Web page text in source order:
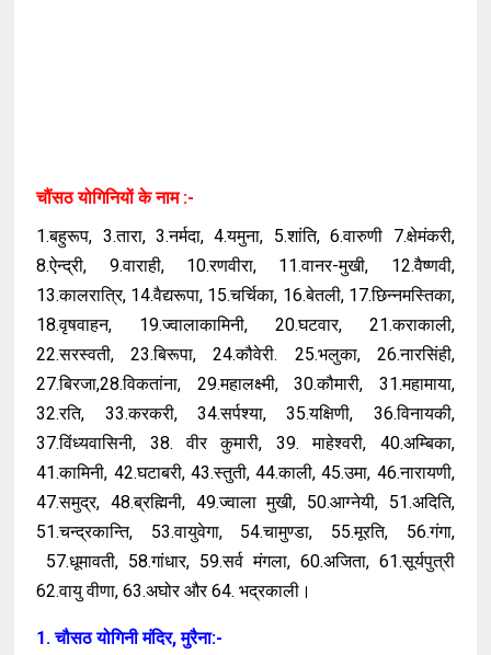
चौंसठ योगिनियों के नाम :-
1.बहुरूप, 3.तारा, 3.नर्मदा, 4.यमुना, 5.शांति, 6.वारुणी 7.क्षेमंकरी,
8.ऐन्द्री, 9.वाराही, 10.रणवीरा, 11.वानर-मुखी, 12.वैष्णवी,
13.कालरात्रि, 14.वैद्यरूपा, 15.चर्चिका, 16.बेतली, 17.छिन्नमस्तिका,
18.वृषवाहन, 19.ज्वालाकामिनी, 20.घटवार, 21.कराकाली,
22.सरस्वती, 23.बिरूपा, 24.कौवेरी. 25.भलुका, 26.नारसिंही,
27.बिरजा,28.विकतांना, 29.महालक्ष्मी, 30.कौमारी, 31.महामाया,
32.रति, 33.करकरी, 34.सर्पश्या, 35.यक्षिणी, 36.विनायकी,
37.विंध्यवासिनी, 38. वीर कुमारी, 39. माहेश्वरी, 40.अम्बिका,
41.कामिनी, 42.घटाबरी, 43.स्तुती, 44.काली, 45.उमा, 46.नारायणी,
47.समुद्र, 48.ब्रह्मिनी, 49.ज्वाला मुखी, 50.आग्नेयी, 51.अदिति,
51.चन्द्रकान्ति, 53.वायुवेगा, 54.चामुण्डा, 55.मूरति, 56.गंगा,
57.धूमावती, 58.गांधार, 59.सर्व मंगला, 60.अजिता, 61.सूर्यपुत्री
62.वायु वीणा, 63.अघोर और 64. भद्रकाली।
1. चौसठ योगिनी मंदिर, मुरैना:-